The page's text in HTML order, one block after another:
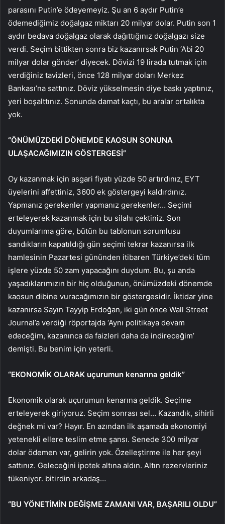
parasını Putin’e ödeyemeyiz. Şu an 6 aydır Putin’e
ödemediğimiz doğalgaz miktarı 20 milyar dolar. Putin son 1
aydır bedava doğalgaz olarak dağıttığınız doğalgazı size
verdi. Seçim bittikten sonra biz kazanırsak Putin ‘Abi 20
milyar dolar gönder’ diyecek. Dövizi 19 lirada tutmak için
verdiğiniz tavizleri, önce 128 milyar doları Merkez
Bankası’na sattınız. Döviz yükselmesin diye baskı yaptınız,
yeri boşalttınız. Sonunda damat kaçtı, bu aralar ortalıkta
yok.
“ÖNÜMÜZDEKİ DÖNEMDE KAOSUN SONUNA
ULAŞACAĞIMIZIN GÖSTERGESİ”
Oy kazanmak için asgari fiyatı yüzde 50 artırdınız, EYT
üyelerini affettiniz, 3600 ek göstergeyi kaldırdınız.
Yapmanız gerekenler yapmanız gerekenler… Seçimi
erteleyerek kazanmak için bu silahı çektiniz. Son
duyumlarıma göre, bütün bu tablonun sorumlusu
sandıkların kapatıldığı gün seçimi tekrar kazanırsa ilk
hamlesinin Pazartesi gününden itibaren Türkiye’deki tüm
işlere yüzde 50 zam yapacağını duydum. Bu, şu anda
yaşadıklarımızın bir hiç olduğunun, önümüzdeki dönemde
kaosun dibine vuracağımızın bir göstergesidir. İktidar yine
kazanırsa Sayın Tayyip Erdoğan, iki gün önce Wall Street
Journal’a verdiği röportajda ‘Aynı politikaya devam
edeceğim, kazanınca da faizleri daha da indireceğim’
demişti. Bu benim için yeterli.
“EKONOMİK OLARAK uçurumun kenarına geldik”
Ekonomik olarak uçurumun kenarına geldik. Seçime
erteleyerek giriyoruz. Seçim sonrası sel… Kazandık, sihirli
değnek mi var? Hayır. En azından ilk aşamada ekonomiyi
yetenekli ellere teslim etme şansı. Senede 300 milyar
dolar ödemen var, gelirin yok. Özelleştirme ile her şeyi
sattınız. Geleceğini ipotek altına aldın. Altın rezervleriniz
tükeniyor. bitirdin arkadaş…
“BU YÖNETİMİN DEĞİŞME ZAMANI VAR, BAŞARILI OLDU”